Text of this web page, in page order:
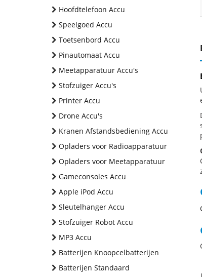
Hoofdtelefoon Accu
Speelgoed Accu
Toetsenbord Accu
Pinautomaat Accu
Meetapparatuur Accu's
Stofzuiger Accu's
Printer Accu
Drone Accu's
Kranen Afstandsbediening Accu
Opladers voor Radioapparatuur
Opladers voor Meetapparatuur
Gameconsoles Accu
Apple iPod Accu
Sleutelhanger Accu
Stofzuiger Robot Accu
MP3 Accu
Batterijen Knoopcelbatterijen
Batterijen Standaard